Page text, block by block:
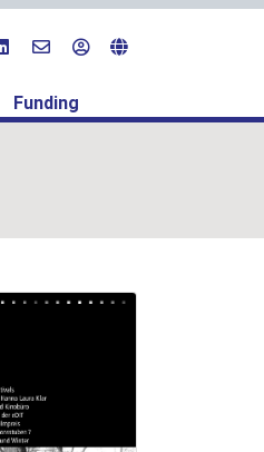
Funding